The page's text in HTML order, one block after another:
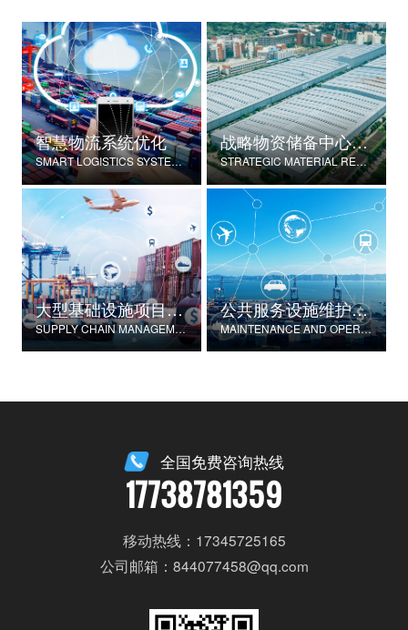
智慧物流系统优化
SMART LOGISTICS SYSTEM OPTIMIZATION
战略物资储备中心建设
STRATEGIC MATERIAL RESERVE CENTER CONSTRUCTION
大型基础设施项目物资供应链管理
SUPPLY CHAIN MANAGEMENT FOR LARGE-SCALE INFRASTRUCTURE PROJECTS
公共服务设施维护与运营
MAINTENANCE AND OPERATION OF PUBLIC SERVICE FACILITIES
全国免费咨询热线
17738781359
移动热线：17345725165
公司邮箱：844077458@qq.com